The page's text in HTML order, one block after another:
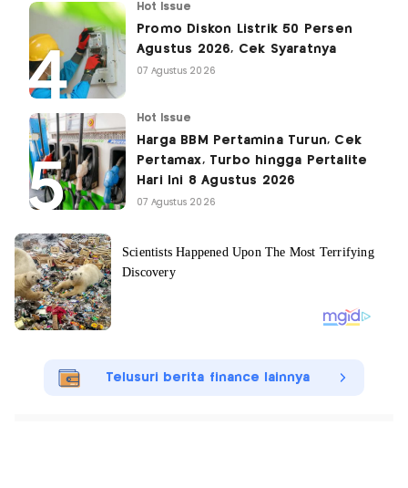
Hot Issue
Promo Diskon Listrik 50 Persen
Agustus 2026, Cek Syaratnya
07 Agustus 2026
Hot Issue
Harga BBM Pertamina Turun, Cek
Pertamax, Turbo hingga Pertalite
Hari Ini 8 Agustus 2026
07 Agustus 2026
Telusuri berita finance lainnya